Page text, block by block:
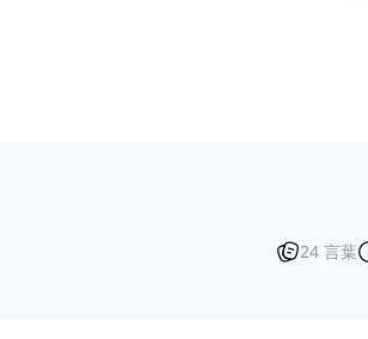
24 言葉